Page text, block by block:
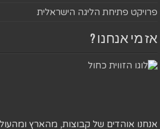
פרויקט פתיחת הליגה הישראלית
אז מי אנחנו ?
אנחנו אוהדים של קבוצות, מהארץ